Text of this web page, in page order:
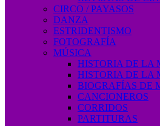
CIRCO / PAYASOS
DANZA
ESTRIDENTISMO
FOTOGRAFÍA
MÚSICA
HISTORIA DE LA
HISTORIA DE LA
BIOGRAFÍAS DE
CANCIONEROS
CORRIDOS
PARTITURAS